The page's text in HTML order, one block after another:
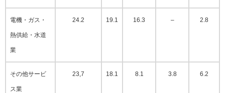
電機・ガス・
熱供給・水道
業
24.2 19.1 16.3 – 2.8
その他サービ
ス業
23,7 18.1 8.1 3.8 6.2